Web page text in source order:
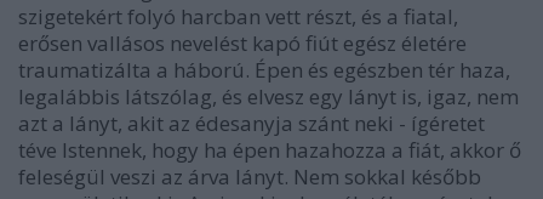
szigetekért folyó harcban vett részt, és a fiatal,
erősen vallásos nevelést kapó fiút egész életére
traumatizálta a háború. Épen és egészben tér haza,
legalábbis látszólag, és elvesz egy lányt is, igaz, nem
azt a lányt, akit az édesanyja szánt neki - ígéretet
téve Istennek, hogy ha épen hazahozza a fiát, akkor ő
feleségül veszi az árva lányt. Nem sokkal később